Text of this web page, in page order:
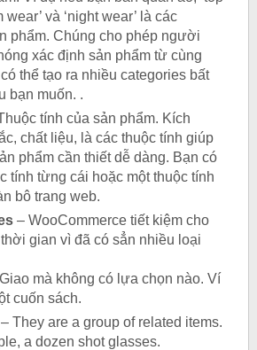
wear’ và ‘night wear’ là các
phẩm. Chúng cho phép người
xác định sản phẩm từ cùng
thể tạo ra nhiều categories bất
bạn muốn. .
tính của sản phẩm. Kích
chất liệu, là các thuộc tính giúp
phẩm cần thiết dễ dàng. Bạn có
tính từng cái hoặc một thuộc tính
bô trang web.
– WooCommerce tiết kiệm cho
gian vì đã có sẳn nhiều loại
mà không có lựa chọn nào. Ví
cuốn sách.
– They are a group of related items.
a dozen shot glasses.